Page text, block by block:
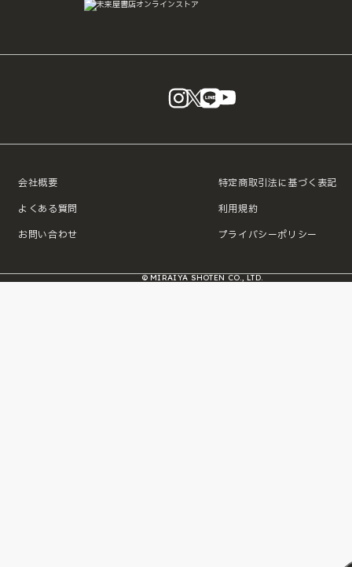
instagram
X LINE
会社概要
よくある質問
お問い合わせ
特定商取引法に基づく表記
利用規約
プライバシーポリシー
© MIRAIYA SHOTEN CO., LTD.